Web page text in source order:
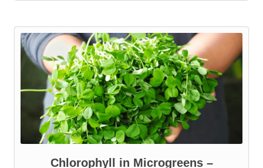
Chlorophyll in Microgreens –